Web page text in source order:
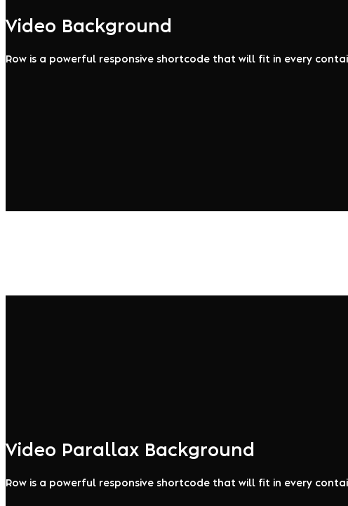
Video Background
Row is a powerful responsive shortcode that will fit in every
Video Parallax Background
Row is a powerful responsive shortcode that will fit in every